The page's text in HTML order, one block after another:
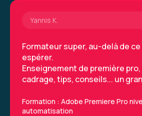
Yannis K.
Formateur super, au-delà de
espérer.
Enseignement de première pro,
cadrage, tips, conseils... un
Formation : Adobe Premiere Pro
automatisation